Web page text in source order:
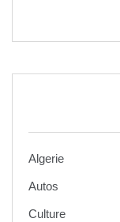
Algerie
Autos
Culture